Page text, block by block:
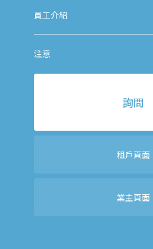
員工介紹
注意
詢問
租戶頁面
業主頁面